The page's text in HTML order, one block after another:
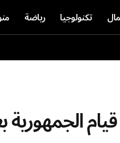
تكنولوجيا رياضة
بمرور 80 عاما على